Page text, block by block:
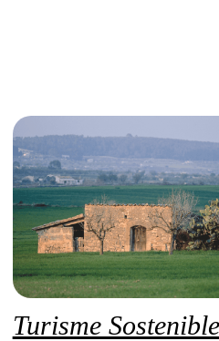
Turisme Sostenible